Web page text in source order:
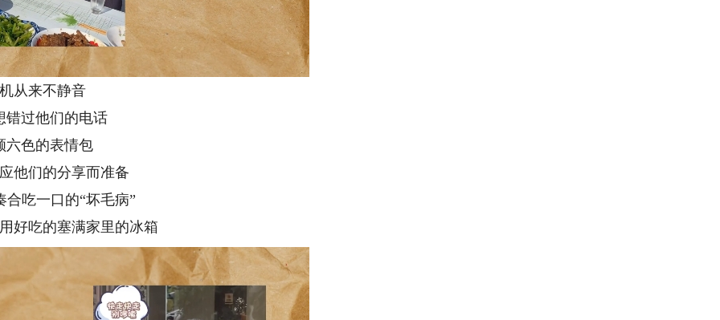
从来不静音
错过他们的电话
六色的表情包
他们的分享而准备
合吃一口的“坏毛病”
好吃的塞满家里的冰箱